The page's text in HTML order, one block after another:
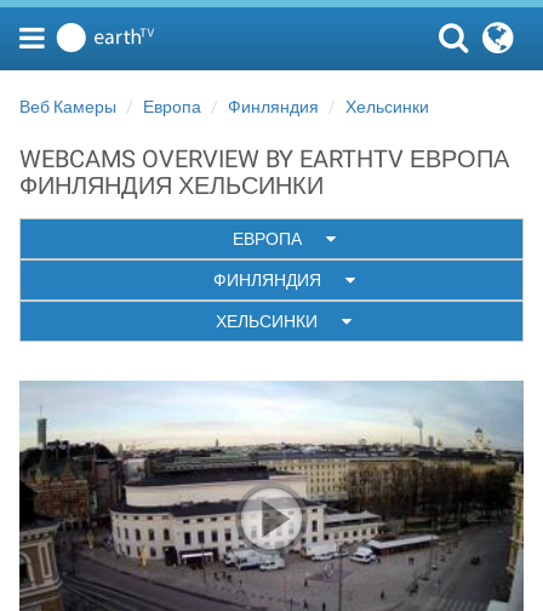
Веб Камеры Европа Финляндия Хельсинки
WEBCAMS OVERVIEW BY EARTHTV ЕВРОПА
ФИНЛЯНДИЯ ХЕЛЬСИНКИ
ЕВРОПА
ФИНЛЯНДИЯ
ХЕЛЬСИНКИ